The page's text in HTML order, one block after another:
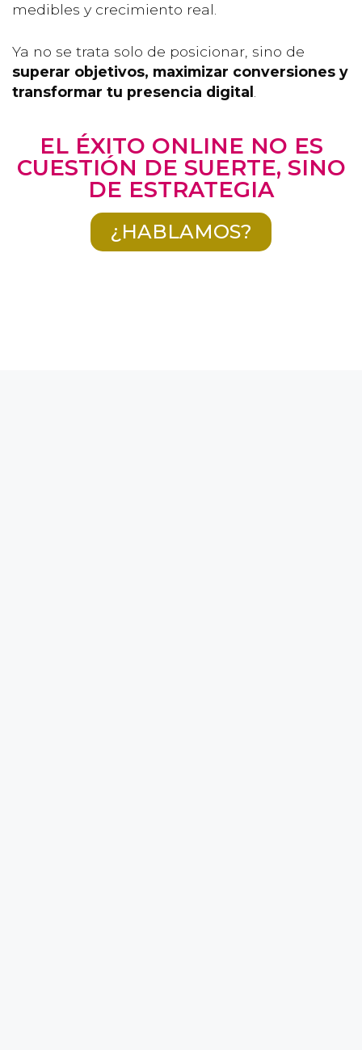
medibles y crecimiento real.
Ya no se trata solo de posicionar, sino de
superar objetivos, maximizar conversiones y
transformar tu presencia digital
EL ÉXITO ONLINE NO ES
CUESTIÓN DE SUERTE, SINO
DE ESTRATEGIA
¿HABLAMOS?